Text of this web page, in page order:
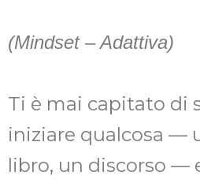
(Mindset – Adattiva)
Ti è mai capitato di
iniziare qualcosa —
libro, un discorso —